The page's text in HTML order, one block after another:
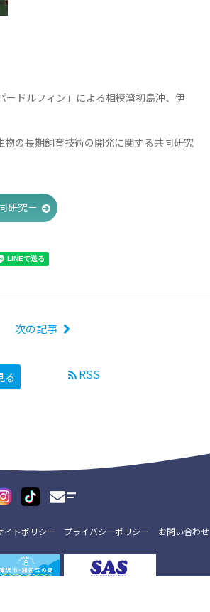
ドルフィン」による相模湾初島沖、伊
の長期飼育技術の開発に関する共同研究
研究－
次の記事
る RSS
イトポリシー プライバシーポリシー お問い合わせ